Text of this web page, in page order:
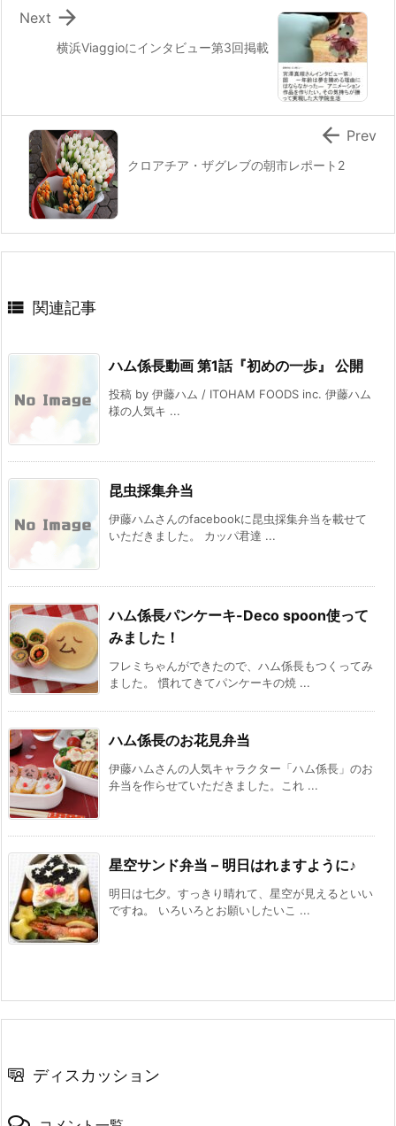
横浜Viaggioにインタビュー第3回掲載

Next
クロアチア・ザグレブの朝市レポート2
 Prev
 関連記事
ハム係長動画 第1話『初めの一歩』 公開
投稿 by 伊藤ハム / ITOHAM FOODS inc. 伊藤ハム
様の人気キ ...
昆虫採集弁当
伊藤ハムさんのfacebookに昆虫採集弁当を載せて
いただきました。 カッパ君達 ...
ハム係長パンケーキ-Deco spoon使って
みました！
フレミちゃんができたので、ハム係長もつくってみ
ました。 慣れてきてパンケーキの焼 ...
ハム係長のお花見弁当
伊藤ハムさんの人気キャラクター「ハム係長」のお
弁当を作らせていただきました。これ ...
星空サンド弁当 – 明日はれますように♪
明日は七夕。すっきり晴れて、星空が見えるといい
ですね。 いろいろとお願いしたいこ ...
ディスカッション